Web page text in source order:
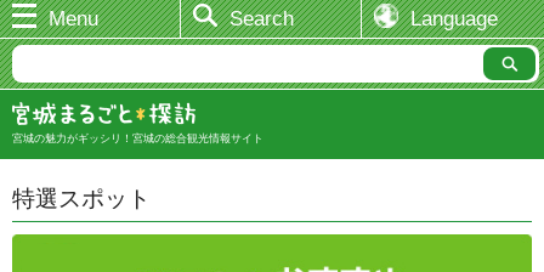
Menu Search Language
宮城の魅力がギッシリ！宮城の総合観光情報サイト
特選スポット